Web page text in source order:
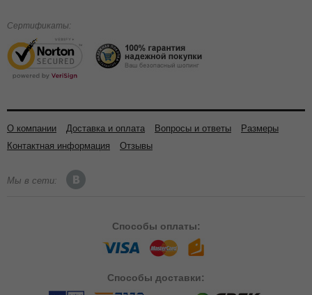
Сертификаты:
О компании Доставка и оплата Вопросы и ответы
Размеры
Контактная информация
Отзывы
Мы в сети:
Способы оплаты:
Способы доставки: